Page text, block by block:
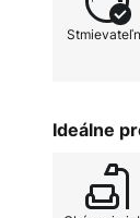
Destin
Ideálne